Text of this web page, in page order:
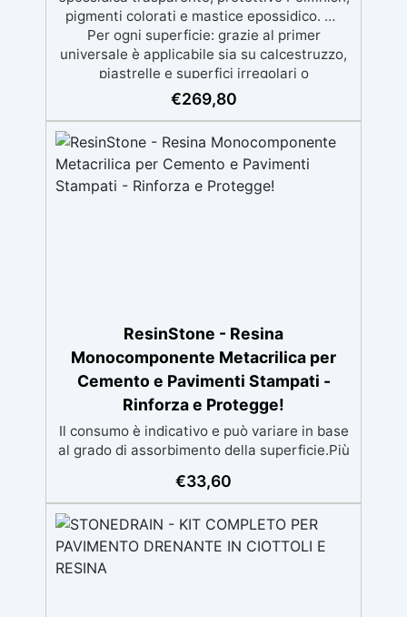
pigmenti colorati e mastice epossidico. ✅
Per ogni superficie: grazie al primer
universale è applicabile sia su calcestruzzo,
piastrelle e superfici irregolari o
danneggiate. ✅ Facile da applicare: Video
Guida completa inclusa, 3 semplici passaggi,
finitura protettiva antigraffio. ✅ Risultati
professionali: Sistema autolivellante,
resistente ai raggi UV, duraturo e con finitura
€269,80
ResinStone - Resina
Monocomponente Metacrilica per
Cemento e Pavimenti Stampati -
Rinforza e Protegge!
Il consumo è indicativo e può variare in base
al grado di assorbimento della superficie.Più
quantità di prodotto necessaria.Per un
risultato ottimale, consigliamo di acquistare
una quantità sufficiente per l’applicazione di
almeno due mani. ✅ Resina metacrilica
monocomponente per consolidare e
€33,60